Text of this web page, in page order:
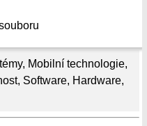
, Mobilní technologie,
, Software, Hardware,